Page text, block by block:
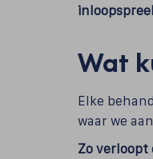
Wat
Elke
waar we
Zo